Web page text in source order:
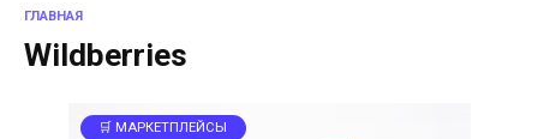
ГЛАВНАЯ
Wildberries
🛒 МАРКЕТПЛЕЙСЫ